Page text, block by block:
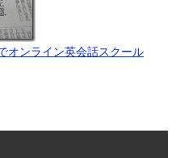
オンライン英会話スクール